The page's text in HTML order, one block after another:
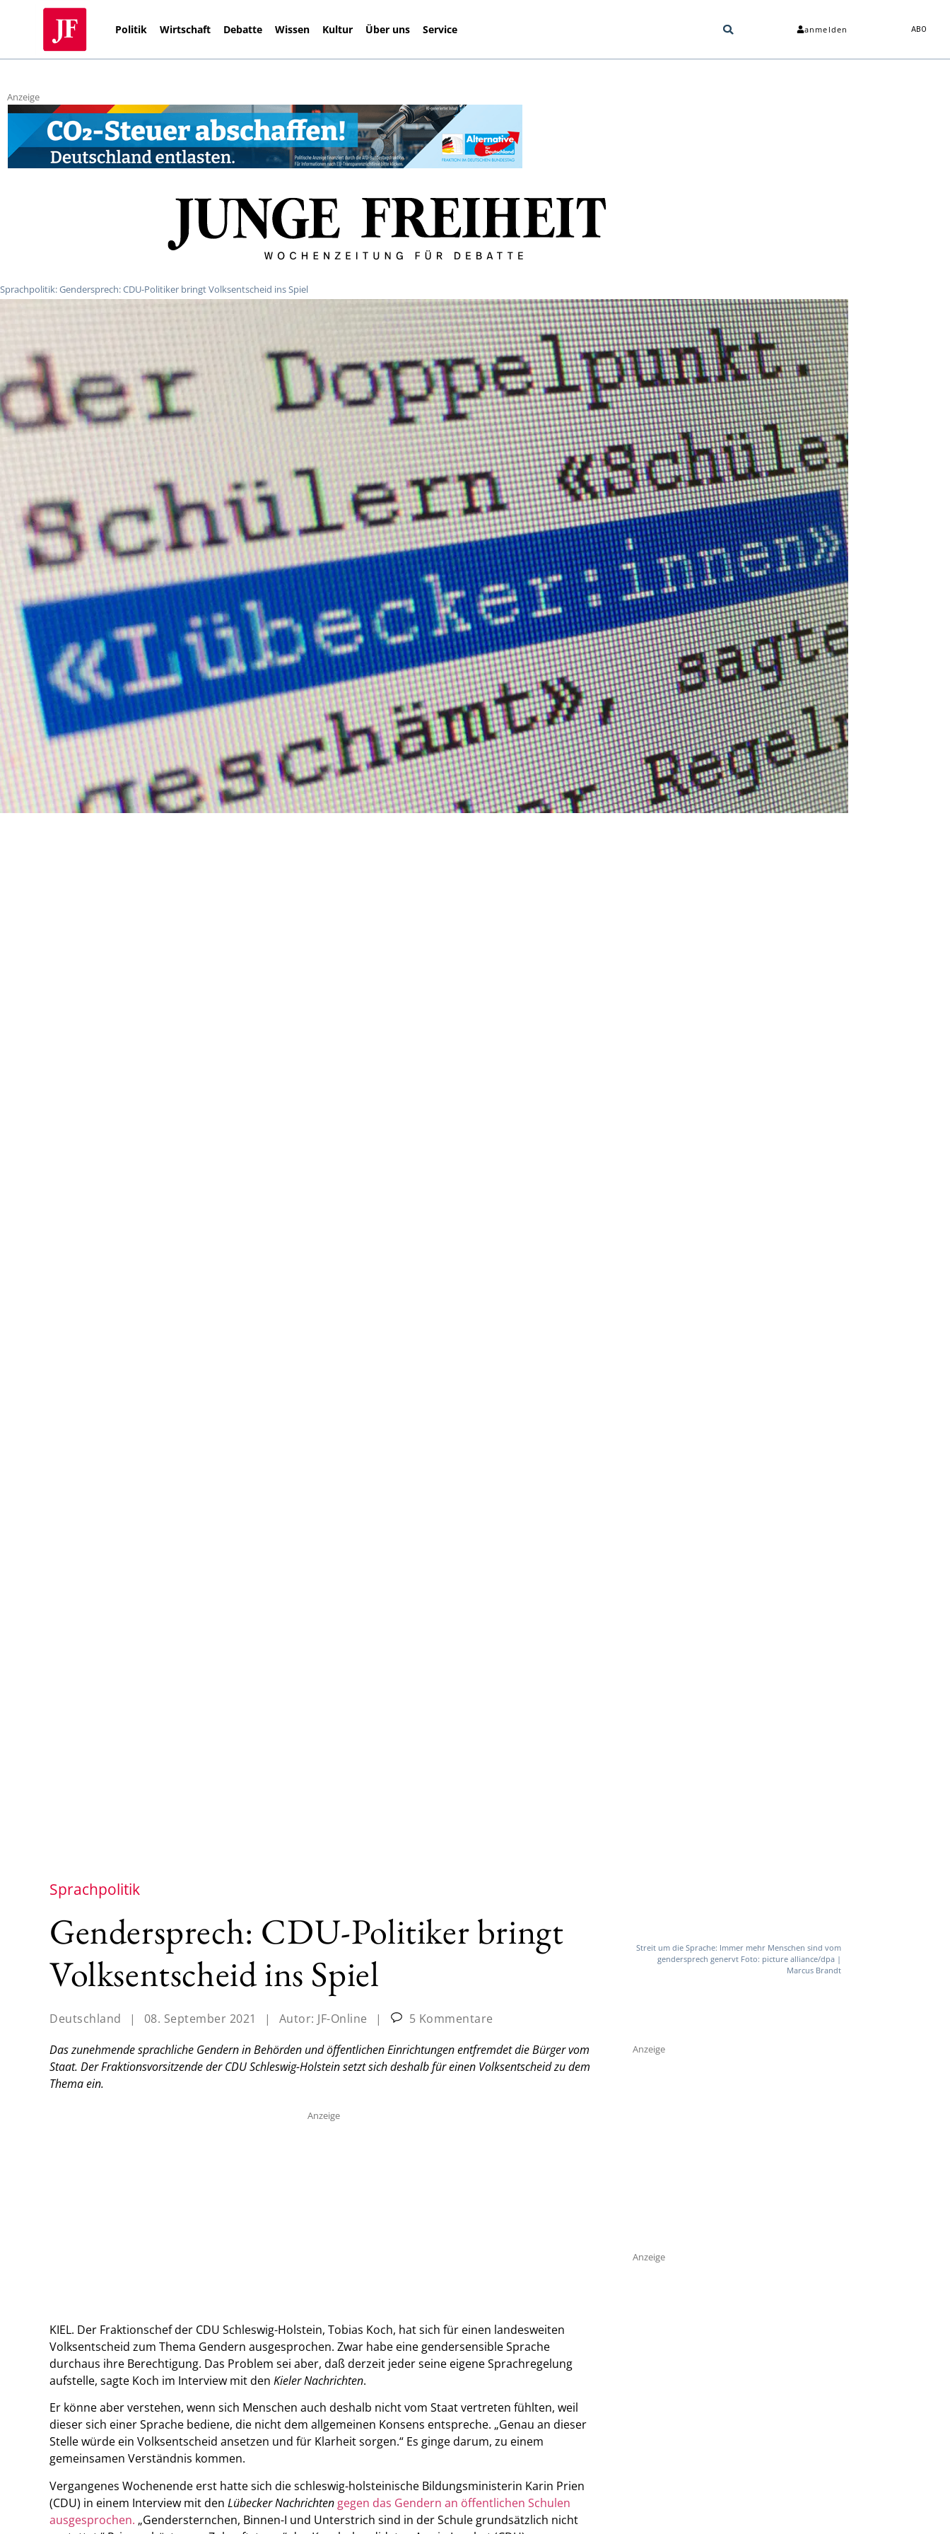
Politik Wirtschaft Debatte Wissen Kultur Über uns Service anmelden ABO
Anzeige
Sprachpolitik: Gendersprech: CDU-Politiker bringt Volksentscheid ins Spiel
Sprachpolitik
Gendersprech: CDU-Politiker bringt
Volksentscheid ins Spiel
Deutschland | 08. September 2021 | Autor: JF-Online |
5 Kommentare
Das zunehmende sprachliche Gendern in Behörden und öffentlichen Einrichtungen entfremdet die Bürger vom
Staat. Der Fraktionsvorsitzende der CDU Schleswig-Holstein setzt sich deshalb für einen Volksentscheid zu dem
Thema ein.
Anzeige
KIEL. Der Fraktionschef der CDU Schleswig-Holstein, Tobias Koch, hat sich für einen landesweiten
Volksentscheid zum Thema Gendern ausgesprochen. Zwar habe eine gendersensible Sprache
durchaus ihre Berechtigung. Das Problem sei aber, daß derzeit jeder seine eigene Sprachregelung
aufstelle, sagte Koch im Interview mit den Kieler Nachrichten.
Er könne aber verstehen, wenn sich Menschen auch deshalb nicht vom Staat vertreten fühlten, weil
dieser sich einer Sprache bediene, die nicht dem allgemeinen Konsens entspreche. „Genau an dieser
Stelle würde ein Volksentscheid ansetzen und für Klarheit sorgen.“ Es ginge darum, zu einem
gemeinsamen Verständnis kommen.
Vergangenes Wochenende erst hatte sich die schleswig-holsteinische Bildungsministerin Karin Prien
(CDU) in einem Interview mit den Lübecker Nachrichten gegen das Gendern an öffentlichen Schulen
ausgesprochen. „Gendersternchen, Binnen-I und Unterstrich sind in der Schule grundsätzlich nicht
Streit um die Sprache: Immer mehr Menschen sind vom
gendersprech genervt Foto: picture alliance/dpa |
Marcus Brandt
Anzeige
Anzeige